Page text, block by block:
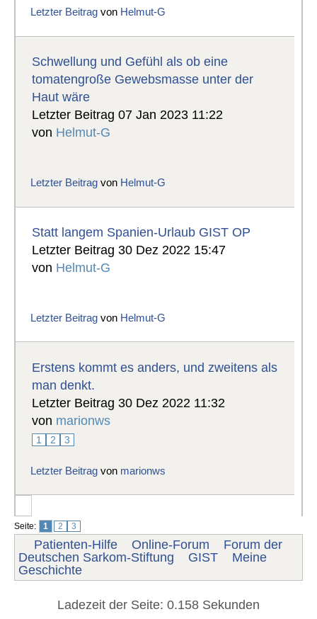
Letzter Beitrag von Helmut-G
Schwellung und Gefühl als ob eine
tomatengroße Gewebsmasse unter der
Haut wäre
Letzter Beitrag 07 Jan 2023 11:22
von Helmut-G
Letzter Beitrag von Helmut-G
Statt langem Spanien-Urlaub GIST OP
Letzter Beitrag 30 Dez 2022 15:47
von Helmut-G
Letzter Beitrag von Helmut-G
Erstens kommt es anders, und zweitens als
man denkt.
Letzter Beitrag 30 Dez 2022 11:32
von marionws
1 2 3
Letzter Beitrag von marionws
Seite: 1 2 3
Patienten-Hilfe Online-Forum
Forum der
Deutschen Sarkom-Stiftung
GIST
Meine
Geschichte
Ladezeit der Seite: 0.158 Sekunden